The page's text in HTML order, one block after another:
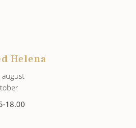
Helena
august
18.00